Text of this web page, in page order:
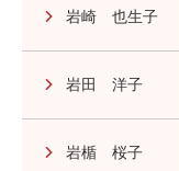
岩崎 也生子
岩田 洋子
岩楯 桜子